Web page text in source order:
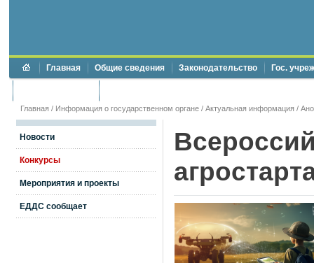
Главная Общие сведения Законодательство Гос.
Главная / Информация о государственном органе / Актуальная информация /
Новости
Конкурсы
Мероприятия и проекты
ЕДДС сообщает